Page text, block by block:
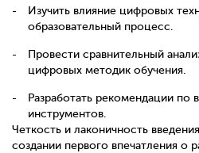
Изучить влияние цифровых
образовательный процесс.
Провести сравнительный
цифровых методик обучения.
Разработать рекомендации
инструментов.
Четкость и лаконичность
создании первого впечатления о